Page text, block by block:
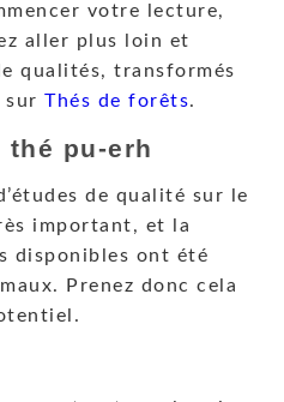
votre lecture,
aller plus loin et
qualités, transformés
sur Thés de forêts.
pu-erh
de qualité sur le
important, et la
disponibles ont été
Prenez donc cela